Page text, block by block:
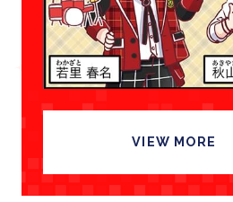
VIEW MORE